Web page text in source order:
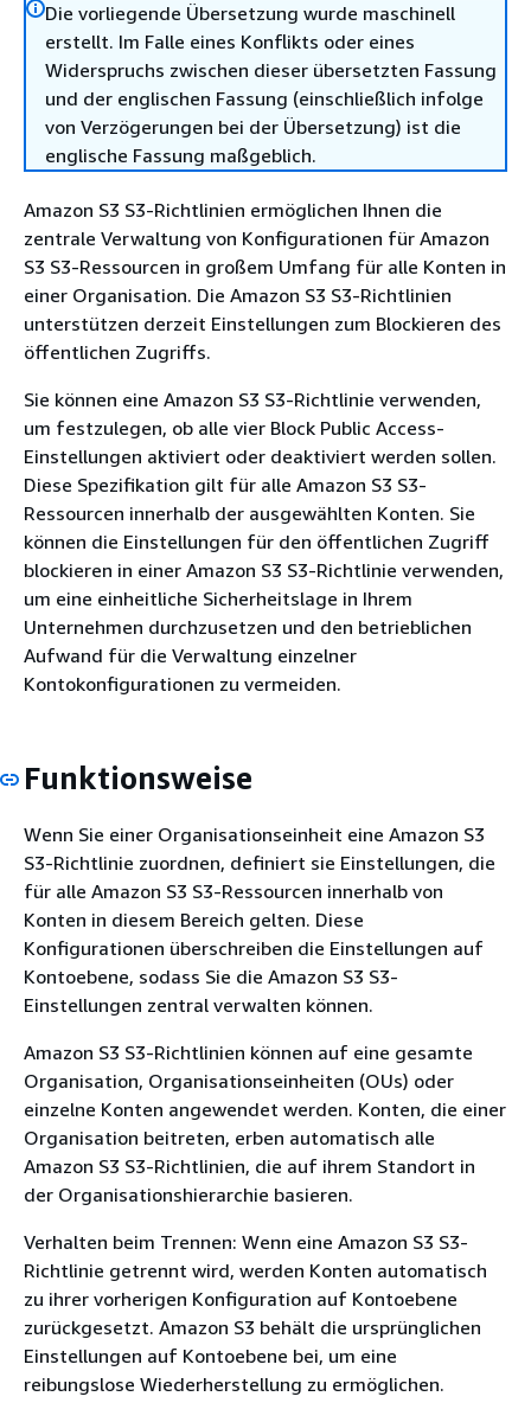
Die vorliegende Übersetzung wurde maschinell
erstellt. Im Falle eines Konflikts oder eines
Widerspruchs zwischen dieser übersetzten Fassung
und der englischen Fassung (einschließlich infolge
von Verzögerungen bei der Übersetzung) ist die
englische Fassung maßgeblich.
Amazon S3 S3-Richtlinien ermöglichen Ihnen die
zentrale Verwaltung von Konfigurationen für Amazon
S3 S3-Ressourcen in großem Umfang für alle Konten in
einer Organisation. Die Amazon S3 S3-Richtlinien
unterstützen derzeit Einstellungen zum Blockieren des
öffentlichen Zugriffs.
Sie können eine Amazon S3 S3-Richtlinie verwenden,
um festzulegen, ob alle vier Block Public Access-
Einstellungen aktiviert oder deaktiviert werden sollen.
Diese Spezifikation gilt für alle Amazon S3 S3-
Ressourcen innerhalb der ausgewählten Konten. Sie
können die Einstellungen für den öffentlichen Zugriff
blockieren in einer Amazon S3 S3-Richtlinie verwenden,
um eine einheitliche Sicherheitslage in Ihrem
Unternehmen durchzusetzen und den betrieblichen
Aufwand für die Verwaltung einzelner
Kontokonfigurationen zu vermeiden.
Funktionsweise
Wenn Sie einer Organisationseinheit eine Amazon S3
S3-Richtlinie zuordnen, definiert sie Einstellungen, die
für alle Amazon S3 S3-Ressourcen innerhalb von
Konten in diesem Bereich gelten. Diese
Konfigurationen überschreiben die Einstellungen auf
Kontoebene, sodass Sie die Amazon S3 S3-
Einstellungen zentral verwalten können.
Amazon S3 S3-Richtlinien können auf eine gesamte
Organisation, Organisationseinheiten (OUs) oder
einzelne Konten angewendet werden. Konten, die einer
Organisation beitreten, erben automatisch alle
Amazon S3 S3-Richtlinien, die auf ihrem Standort in
der Organisationshierarchie basieren.
Verhalten beim Trennen: Wenn eine Amazon S3 S3-
Richtlinie getrennt wird, werden Konten automatisch
zu ihrer vorherigen Konfiguration auf Kontoebene
zurückgesetzt. Amazon S3 behält die ursprünglichen
Einstellungen auf Kontoebene bei, um eine
reibungslose Wiederherstellung zu ermöglichen.